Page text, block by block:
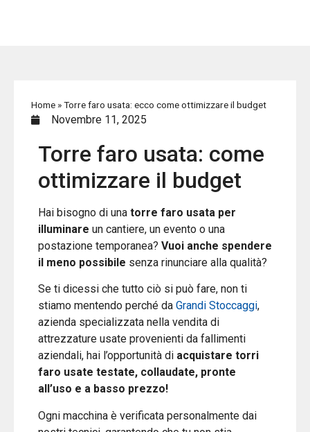
Home »Torre faro usata: ecco come ottimizzare il budget
Novembre 11, 2025
Torre faro usata: come
ottimizzare il budget
Hai bisogno di una torre faro usata per
illuminare un cantiere, un evento o una
postazione temporanea? Vuoi anche spendere
il meno possibile senza rinunciare alla qualità?
Se ti dicessi che tutto ciò si può fare, non ti
stiamo mentendo perché da Grandi Stoccaggi,
azienda specializzata nella vendita di
attrezzature usate provenienti da fallimenti
aziendali, hai l’opportunità di acquistare torri
faro usate testate, collaudate, pronte
all’uso e a basso prezzo!
Ogni macchina è verificata personalmente dai